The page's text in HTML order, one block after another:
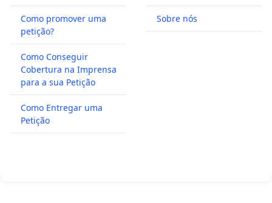
Como promover uma
petição?
Como Conseguir
Cobertura na Imprensa
para a sua Petição
Como Entregar uma
Petição
Sobre nós